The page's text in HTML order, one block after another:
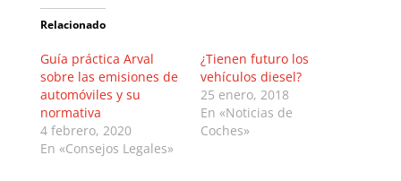
Relacionado
Guía práctica Arval
sobre las emisiones de
automóviles y su
normativa
4 febrero, 2020
En «Consejos Legales»
¿Tienen futuro los
vehículos diesel?
25 enero, 2018
En «Noticias de
Coches»